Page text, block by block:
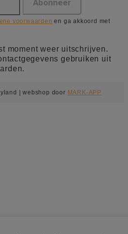
voorwaarden en ga akkoord met
moment weer uitschrijven.
gebruiken uit
| webshop door MARK-APP